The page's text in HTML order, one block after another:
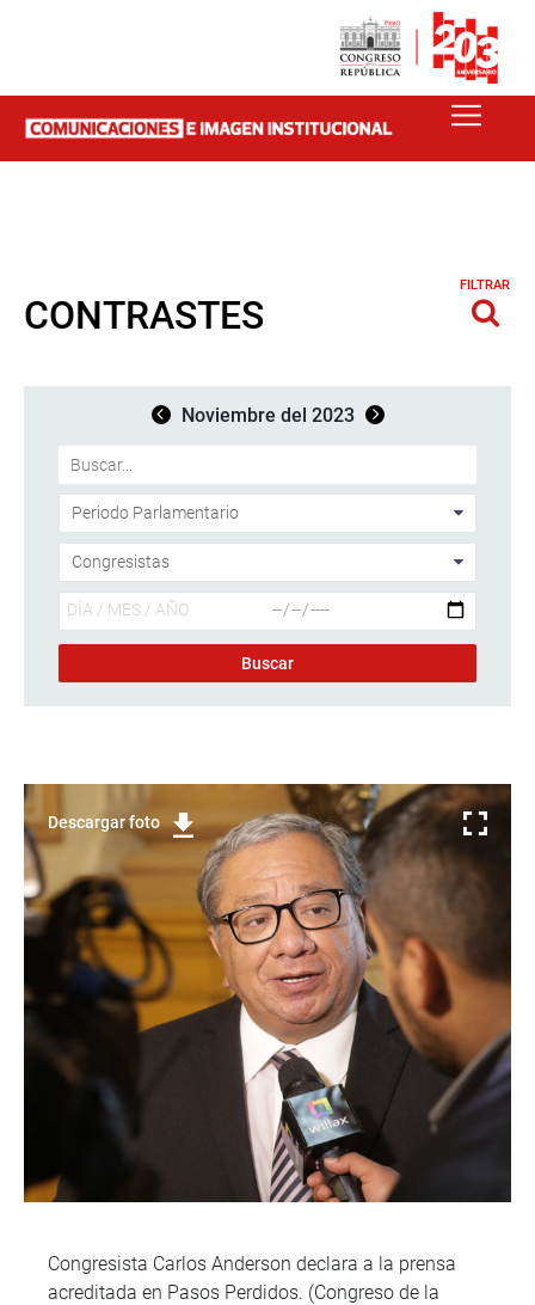
CONTRASTES
FILTRAR
Noviembre del 2023
Descargar foto
Congresista Carlos Anderson declara a la prensa
acreditada en Pasos Perdidos. (Congreso de la